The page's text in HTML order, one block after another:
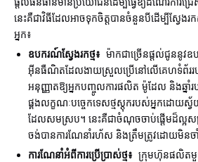
នេះគឺជាវិធីដែលអាចទុកចិត្តបានចំនួនបីដើម្បីស្វែង
អ្នក៖
ឧបករណ៍ស្វែងរកថ្ម៖ ម៉ាកជាច្រើនផ្តល់ជូននូវ
អ៊ីនធឺណិតដែលងាយស្រួលប្រើនៅលើគេហទំព័រ
អនុញ្ញាតឱ្យអ្នកបញ្ចូលការផលិត ម៉ូដែល និងឆ្នាំ
ផ្គងលក្ខណៈបច្ចេកទេសថ្មស្តុករបស់អ្នកដោយ
ដែលសមស្រប។ នេះគឺជាចំណុចចាប់ផ្តើមដ៏ល្អសម្
ចង់បានការណែនាំរហ័ស និងត្រឹមត្រូវដោយមិនច
ការណែនាំអំពីការប្រើប្រាស់ថ្ម៖ ក្រុមហ៊ុនផលិតមួ